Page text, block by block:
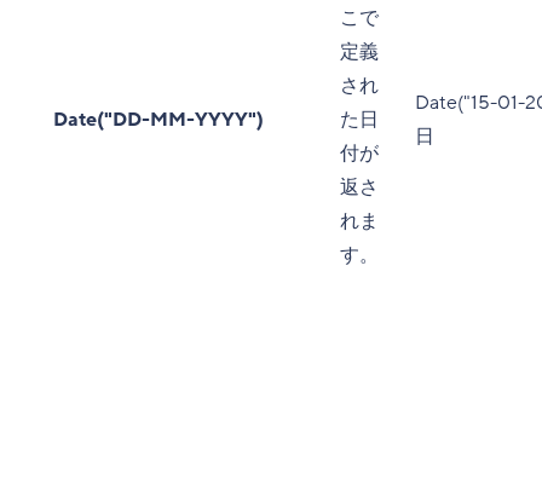
Date("DD-MM-YYYY")
こで
定義
され
た日
付が
返さ
れま
す。
Date("15-01-
日